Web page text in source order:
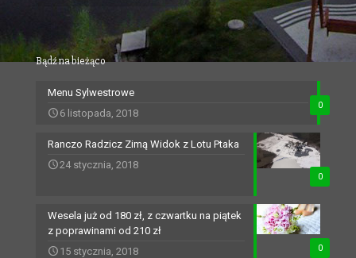
Bądź na bieżąco
0
Menu Sylwestrowe
6 listopada, 2018
0
Ranczo Radzicz Zimą Widok z Lotu Ptaka
24 stycznia, 2018
0
Wesela już od 180 zł, z czwartku na piątek
z poprawinami od 210 zł
15 stycznia, 2018